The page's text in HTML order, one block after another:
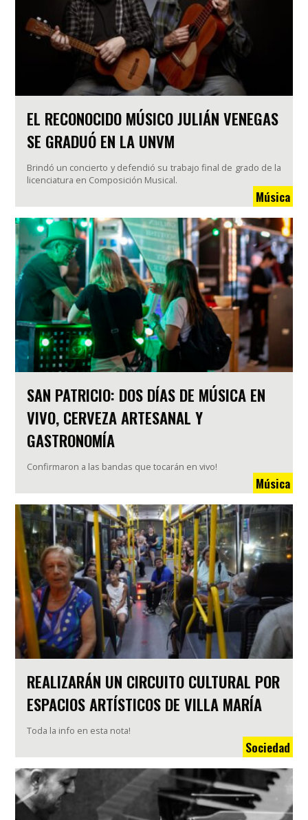
EL RECONOCIDO MÚSICO JULIÁN VENEGAS
SE GRADUÓ EN LA UNVM
Brindó un concierto y defendió su trabajo final de grado de la
licenciatura en Composición Musical.
Música
SAN PATRICIO: DOS DÍAS DE MÚSICA EN
VIVO, CERVEZA ARTESANAL Y
GASTRONOMÍA
Confirmaron a las bandas que tocarán en vivo!
Música
REALIZARÁN UN CIRCUITO CULTURAL POR
ESPACIOS ARTÍSTICOS DE VILLA MARÍA
Toda la info en esta nota!
Sociedad